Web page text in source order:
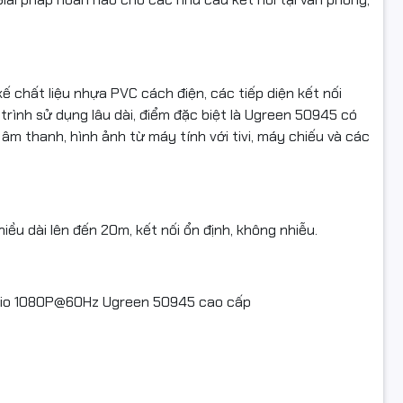
chất liệu nhựa PVC cách điện, các tiếp diện kết nối
sử dụng lâu dài, điểm đặc biệt là Ugreen 50945 có
thanh, hình ảnh từ máy tính với tivi, máy chiếu và các
dài lên đến 20m, kết nối ổn định, không nhiễu.
1080P@60Hz Ugreen 50945 cao cấp
(Video + Audio)